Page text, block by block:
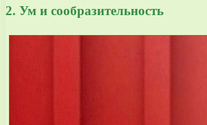
2. Ум и сообразительность